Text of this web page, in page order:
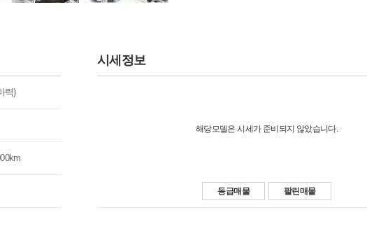
력)
시세정보
해당모델은 시세가 준비되지 않았습니다.
동급매물 팔린매물